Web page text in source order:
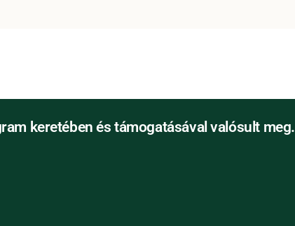
keretében és támogatásával valósult meg.